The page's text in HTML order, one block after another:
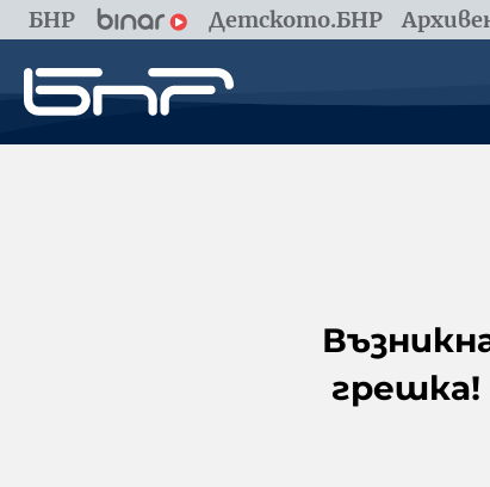
БНР Детското.БНР
грешка!